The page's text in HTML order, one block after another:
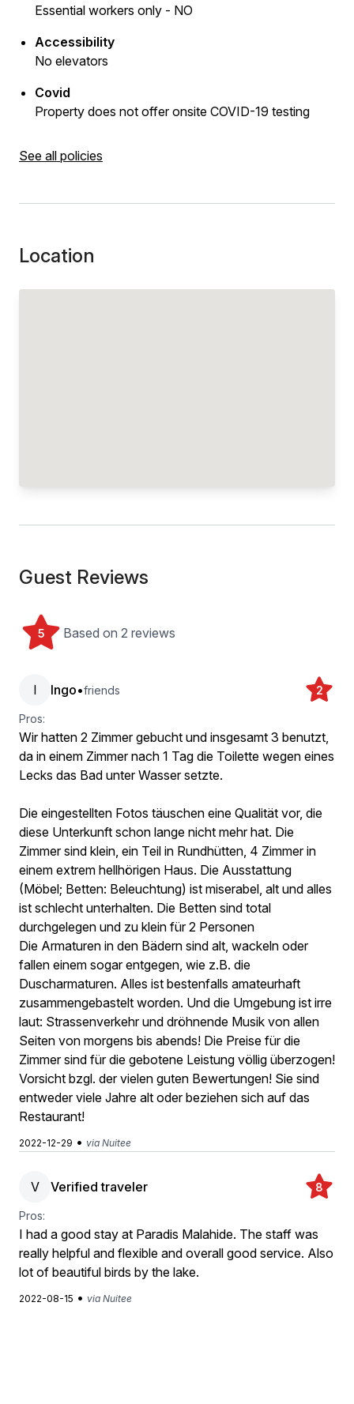
Essential workers only - NO
Accessibility
No elevators
Covid
Property does not offer onsite COVID-19 testing
See all policies
Location
Guest Reviews
5 Based on 2 reviews
I Ingo•friends 2
Pros:
Wir hatten 2 Zimmer gebucht und insgesamt 3 benutzt,
da in einem Zimmer nach 1 Tag die Toilette wegen eines
Lecks das Bad unter Wasser setzte.
Die eingestellten Fotos täuschen eine Qualität vor, die
diese Unterkunft schon lange nicht mehr hat. Die
Zimmer sind klein, ein Teil in Rundhütten, 4 Zimmer in
einem extrem hellhörigen Haus. Die Ausstattung
(Möbel; Betten: Beleuchtung) ist miserabel, alt und alles
ist schlecht unterhalten. Die Betten sind total
durchgelegen und zu klein für 2 Personen
Die Armaturen in den Bädern sind alt, wackeln oder
fallen einem sogar entgegen, wie z.B. die
Duscharmaturen. Alles ist bestenfalls amateurhaft
zusammengebastelt worden. Und die Umgebung ist irre
laut: Strassenverkehr und dröhnende Musik von allen
Seiten von morgens bis abends! Die Preise für die
Zimmer sind für die gebotene Leistung völlig überzogen!
Vorsicht bzgl. der vielen guten Bewertungen! Sie sind
entweder viele Jahre alt oder beziehen sich auf das
Restaurant!
2022-12-29 • via Nuitee
V Verified traveler 8
Pros:
I had a good stay at Paradis Malahide. The staff was
really helpful and flexible and overall good service. Also
lot of beautiful birds by the lake.
2022-08-15 • via Nuitee